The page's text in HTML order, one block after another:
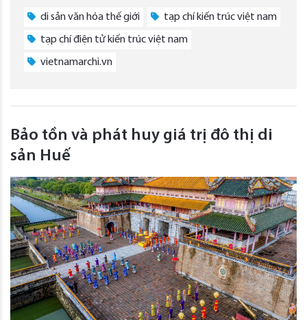
di sản văn hóa thế giới tạp chí kiến trúc việt nam
tạp chí điện tử kiến trúc việt nam
vietnamarchi.vn
Bảo tồn và phát huy giá trị đô thị di
sản Huế